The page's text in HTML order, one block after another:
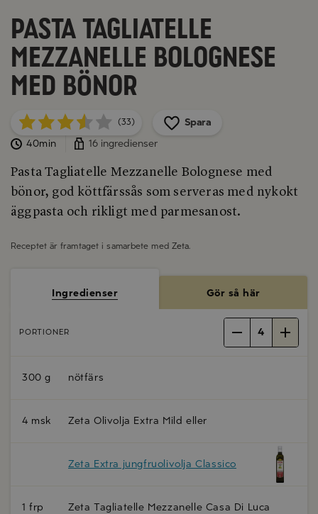
Pasta Tagliatelle
Mezzanelle Bolognese
med bönor
(33)
Spara
40min
16 ingredienser
Pasta Tagliatelle Mezzanelle Bolognese med
bönor, god köttfärssås som serveras med nykokt
äggpasta och rikligt med parmesanost.
Receptet är framtaget i samarbete med Zeta.
Ingredienser Gör så här
PORTIONER 4
300 g nötfärs
4 msk Zeta Olivolja Extra Mild eller
Zeta Extra jungfruolivolja Classico
1 frp Zeta Tagliatelle Mezzanelle Casa Di Luca